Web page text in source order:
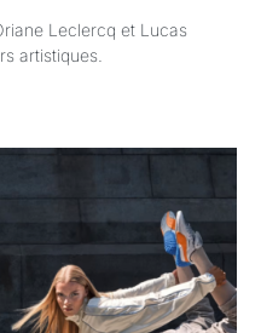
Leclercq et Lucas
artistiques.